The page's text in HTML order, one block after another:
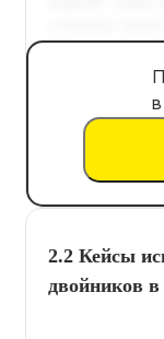
2.2 Кейсы
двойников